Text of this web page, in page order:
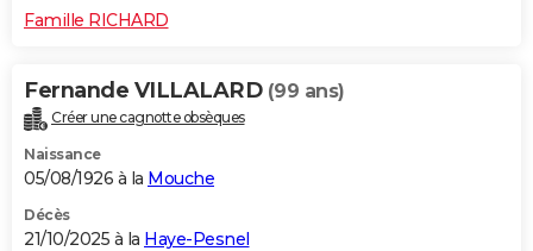
Famille RICHARD
Fernande VILLALARD (99 ans)
Créer une cagnotte obsèques
Naissance
05/08/1926 à la Mouche
Décès
21/10/2025 à la Haye-Pesnel